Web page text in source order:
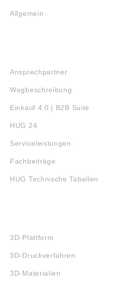
Allgemein
Ansprechpartner
Wegbeschreibung
Einkauf 4.0 | B2B Suite
HUG 24
Serviceleistungen
Fachbeiträge
HUG Technische Tabellen
3D-Plattform
3D-Druckverfahren
3D-Materialien